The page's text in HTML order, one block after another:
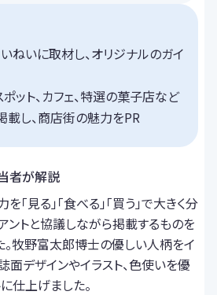
ねいに取材し、オリジナルのガイ
ポット、カフェ、特選の菓子店など
し、商店街の魅力をPR
者が解説
「見る」「食べる」「買う」で大きく分
ントと協議しながら掲載するものを
。牧野富太郎博士の優しい人柄をイ
面デザインやイラスト、色使いを優
仕上げました。